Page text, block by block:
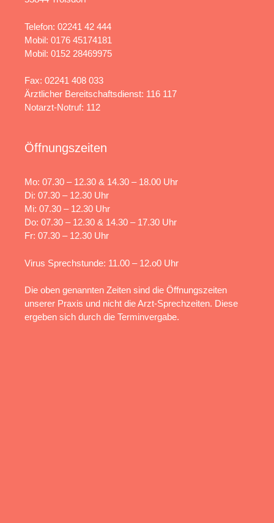
Telefon: 02241 42 444
Mobil: 0176 45174181
Mobil: 0152 28469975
Fax: 02241 408 033
Ärztlicher Bereitschaftsdienst: 116 117
Notarzt-Notruf: 112
Öffnungszeiten
Mo: 07.30 – 12.30 & 14.30 – 18.00 Uhr
Di: 07.30 – 12.30 Uhr
Mi: 07.30 – 12.30 Uhr
Do: 07.30 – 12.30 & 14.30 – 17.30 Uhr
Fr: 07.30 – 12.30 Uhr
Virus Sprechstunde: 11.00 – 12.o0 Uhr
Die oben genannten Zeiten sind die Öffnungszeiten
unserer Praxis und nicht die Arzt-Sprechzeiten. Diese
ergeben sich durch die Terminvergabe.